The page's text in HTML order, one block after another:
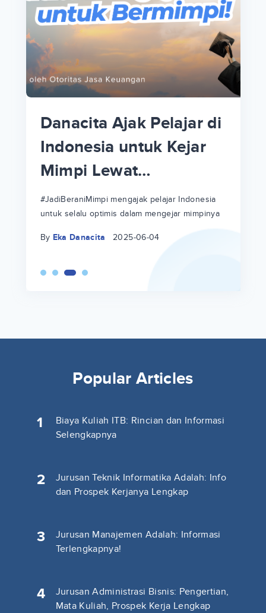
Danacita Ajak Pelajar di
Indonesia untuk Kejar
Mimpi Lewat
#JadiBeraniMimpi
#JadiBeraniMimpi mengajak pelajar Indonesia
untuk selalu optimis dalam mengejar mimpinya
By Eka Danacita 2025-06-04
Popular Articles
1
Biaya Kuliah ITB: Rincian dan Informasi
Selengkapnya
2
Jurusan Teknik Informatika Adalah: Info
dan Prospek Kerjanya Lengkap
3
Jurusan Manajemen Adalah: Informasi
Terlengkapnya!
4
Jurusan Administrasi Bisnis: Pengertian,
Mata Kuliah, Prospek Kerja Lengkap